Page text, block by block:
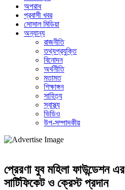
অপরাধ
প্রবাসী খবর
সোসাল মিডিয়া
অন্যান্য
রাজনীতি
তথ্যপ্রযুক্তি
বিনোদন
অর্থনীতি
মতামত
শিক্ষাঙ্গন
সাহিত্য
স্বাস্থ্য
ভিডিও
উপ-সম্পাদকীয়
প্রেরণা যুব মহিলা ফাউন্ডেশন
সার্টিফিকেট ও ক্রেস্ট প্রদান